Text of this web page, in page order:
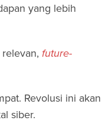
yang lebih
future-
Revolusi ini akan
siber.